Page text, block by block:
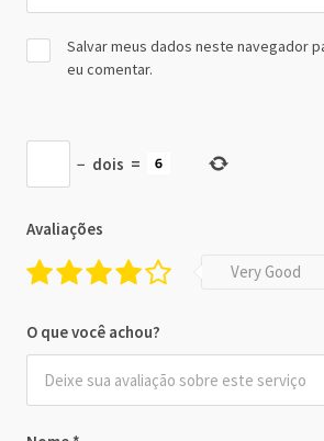
Salvar meus dados neste navegador
eu comentar.
− dois =
Avaliações
Very Good
O que você achou?